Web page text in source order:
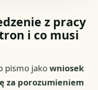
z pracy
i co musi
pismo jakowniosek
za porozumieniem